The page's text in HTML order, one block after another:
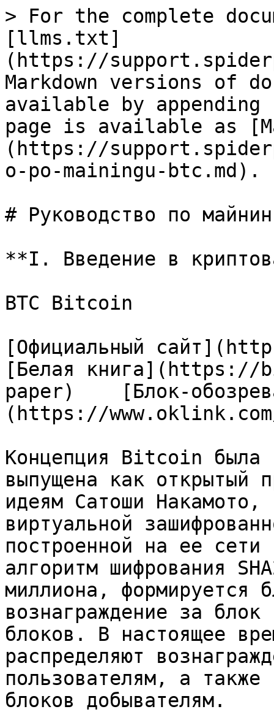
> For the complete
[llms.txt]
(https://
Markdown versions of
available by
page is available as
(https://
o-po-mainingu-btc.md).
# Руководство по
**I. Введение в
BTC Bitcoin
[Официальный
[Белая
paper)    [Блок-
(https://
Концепция Bitcoin была
выпущена как открытый
идеям Сатоши Накамото,
виртуальной
построенной на ее
алгоритм шифрования
миллиона, формируется
вознаграждение за
блоков. В настоящее
распределяют
пользователям, а также
блоков добывателям.